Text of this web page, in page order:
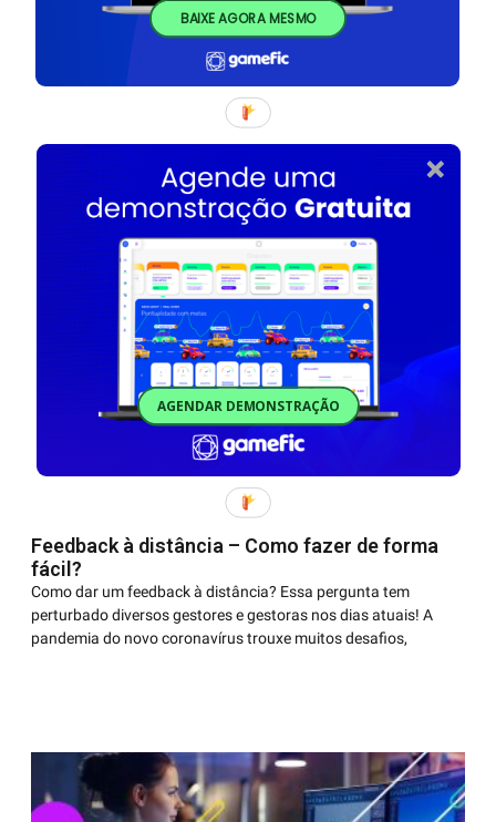
BAIXE AGORA MESMO
AGENDAR DEMONSTRAÇÃO
Feedback à distância – Como fazer de forma
fácil?
Como dar um feedback à distância? Essa pergunta tem
perturbado diversos gestores e gestoras nos dias atuais! A
pandemia do novo coronavírus trouxe muitos desafios,